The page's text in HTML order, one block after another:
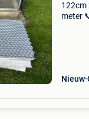
122cm
meter
Nieuw